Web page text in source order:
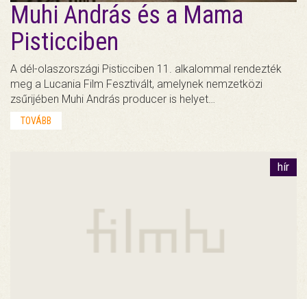
Muhi András és a Mama
Pisticciben
A dél-olaszországi Pisticciben 11. alkalommal rendezték
meg a Lucania Film Fesztivált, amelynek nemzetközi
zsűrijében Muhi András producer is helyet…
TOVÁBB
hír